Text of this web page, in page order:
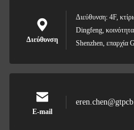
Διεύθυνση
Διεύθυνση: 4F,
Dingfeng,
Shenzhen, επαρχία
E-mail